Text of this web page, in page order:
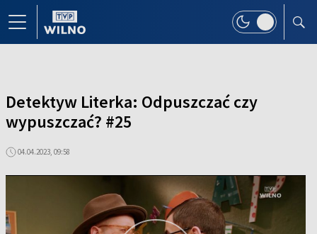
Detektyw Literka: Odpuszczać czy
wypuszczać? #25
04.04.2023, 09:58